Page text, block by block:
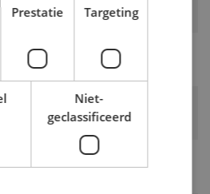
Prestatie Targeting
Niet-
geclassificeerd